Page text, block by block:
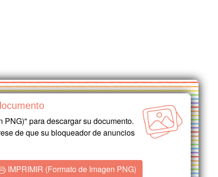
para descargar su documento.
de que su bloqueador de anuncios
IMPRIMIR (Formato de Imagen PNG)